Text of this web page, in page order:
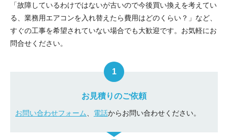
「故障しているわけではないが古いので今後買い換えを考えてい
る、業務用エアコンを入れ替えたら費用はどのくらい？」など、
すぐの工事を希望されていない場合でも大歓迎です。お気軽にお
問合せください。
お見積りのご依頼
お問い合わせフォーム 電話からお問い合わせください。